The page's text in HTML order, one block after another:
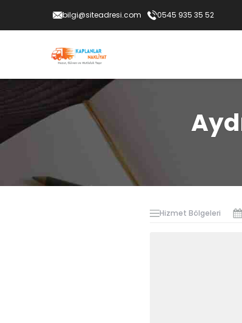
bilgi@siteadresi.com 0545 935 35 52
Hizmet Bölgeleri